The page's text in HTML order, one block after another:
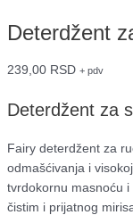
Deterdžent
239,00 RSD + pdv
Deterdžent za
Fairy deterdžent za
odmašćivanja i
tvrdokornu masnoću
čistim i prijatnog